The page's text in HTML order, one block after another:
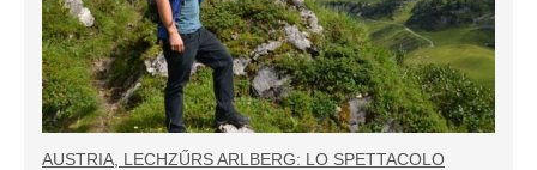
AUSTRIA, LECHZŰRS ARLBERG: LO SPETTACOLO